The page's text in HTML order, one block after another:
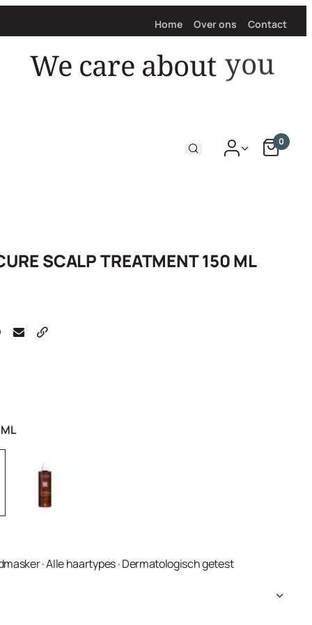
Home Over ons Contact
We care about hair
0
SCALP TREATMENT 150 ML
· Alle haartypes · Dermatologisch getest